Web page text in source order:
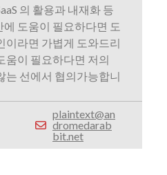
의 활용과 내재화 등
도움이 필요하다면 도
이라면 가볍게 도와드리
움이 필요하다면 저의
는 선에서 협의가능합니
plaintext@an
dromedarab
bit.net